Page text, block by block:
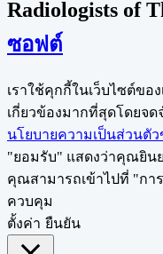
Radiologists of
ซอฟต์
เราใช้คุกกี้ในเว็บไซต์ข
เกี่ยวข้องมากที่สุดโดยจ
นโยบายความเป็นส่วนตัว
"ยอมรับ" แสดงว่าคุณยิน
คุณสามารถเข้าไปที่ "กา
ควบคุม
ตั้งค่า ยืนยัน